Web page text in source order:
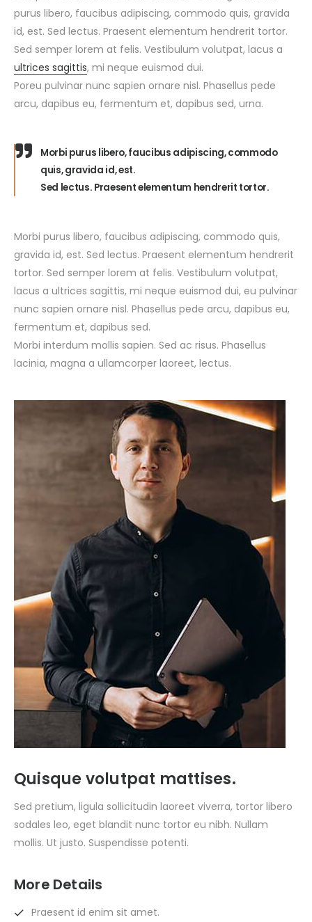
purus libero, faucibus adipiscing, commodo quis, gravida
id, est. Sed lectus. Praesent elementum hendrerit tortor.
Sed semper lorem at felis. Vestibulum volutpat, lacus a
ultrices sagittis, mi neque euismod dui.
Poreu pulvinar nunc sapien ornare nisl. Phasellus pede
arcu, dapibus eu, fermentum et, dapibus sed, urna.
Morbi purus libero, faucibus adipiscing, commodo
quis, gravida id, est.
Sed lectus. Praesent elementum hendrerit tortor.
Morbi purus libero, faucibus adipiscing, commodo quis,
gravida id, est. Sed lectus. Praesent elementum hendrerit
tortor. Sed semper lorem at felis. Vestibulum volutpat,
lacus a ultrices sagittis, mi neque euismod dui, eu pulvinar
nunc sapien ornare nisl. Phasellus pede arcu, dapibus eu,
fermentum et, dapibus sed.
Morbi interdum mollis sapien. Sed ac risus. Phasellus
lacinia, magna a ullamcorper laoreet, lectus.
Quisque volutpat mattises.
Sed pretium, ligula sollicitudin laoreet viverra, tortor libero
sodales leo, eget blandit nunc tortor eu nibh. Nullam
mollis. Ut justo. Suspendisse potenti.
More Details
Praesent id enim sit amet.